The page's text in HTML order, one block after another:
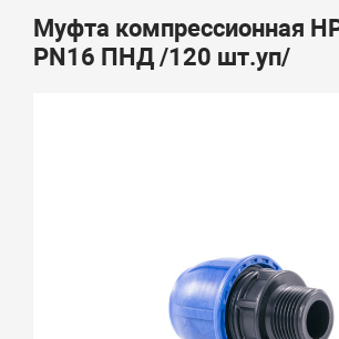
Муфта компрессионная
PN16 ПНД /120 шт.уп/